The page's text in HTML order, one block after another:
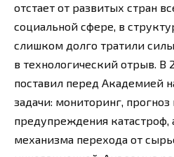
отстает от развитых стран
социальной сфере, в
слишком долго тратили
в технологический отрыв. В
поставил перед Академией
задачи: мониторинг,
предупреждения катастроф,
механизма перехода от